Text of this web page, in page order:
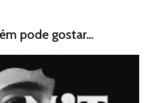
pode gostar...